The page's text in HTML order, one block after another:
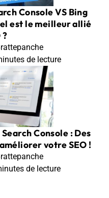
Console VS Bing
est le meilleur allié
?
de lecture
Console : Des
votre SEO !
de lecture